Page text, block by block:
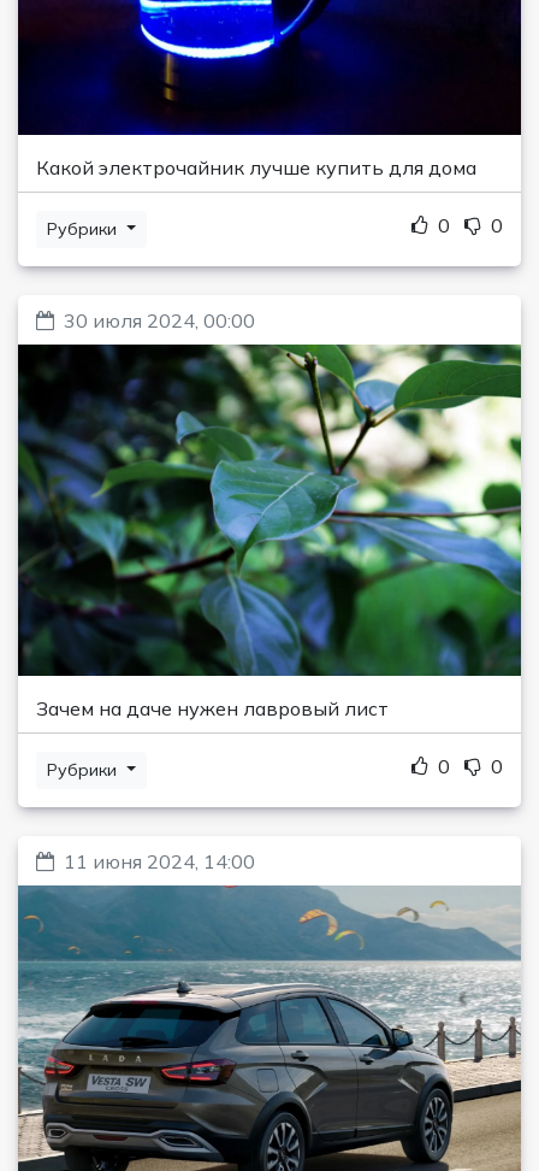
Какой электрочайник лучше купить для дома
Рубрики 0 0
30 июля 2024, 00:00
Зачем на даче нужен лавровый лист
Рубрики 0 0
11 июня 2024, 14:00